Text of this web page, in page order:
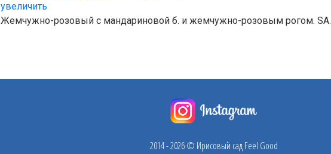
увеличить
Жемчужно-розовый с мандариновой б. и жемчужно-розовым рогом. SA.
2014 - 2026 © Ирисовый сад Feel Good